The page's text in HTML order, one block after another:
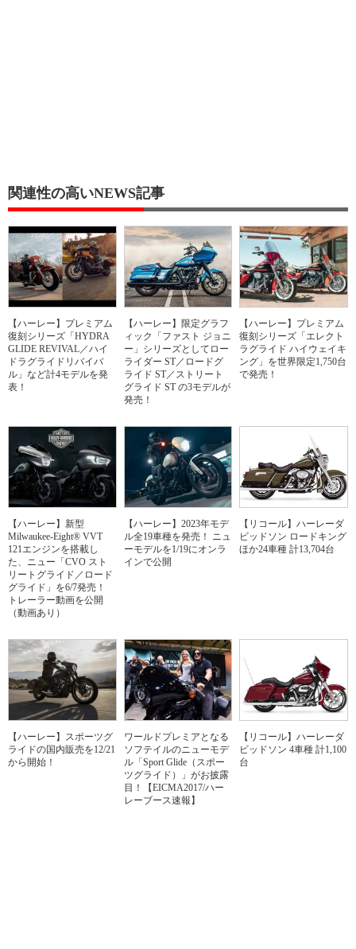
関連性の高いNEWS記事
【ハーレー】プレミアム
復刻シリーズ「HYDRA
GLIDE REVIVAL／ハイ
ドラグライドリバイバ
ル」など計4モデルを発
表！
【ハーレー】限定グラフ
ィック「ファスト ジョニ
ー」シリーズとしてロー
ライダー ST／ロードグ
ライド ST／ストリート
グライド ST の3モデルが
発売！
【ハーレー】プレミアム
復刻シリーズ「エレクト
ラグライド ハイウェイキ
ング」を世界限定1,750台
で発売！
【ハーレー】新型
Milwaukee-Eight® VVT
121エンジンを搭載し
た、ニュー「CVO スト
リートグライド／ロード
グライド」を6/7発売！
トレーラー動画を公開
（動画あり）
【ハーレー】2023年モデ
ル全19車種を発売！ ニュ
ーモデルを1/19にオンラ
インで公開
【リコール】ハーレーダ
ビッドソン ロードキング
ほか24車種 計13,704台
【ハーレー】スポーツグ
ライドの国内販売を12/21
から開始！
ワールドプレミアとなる
ソフテイルのニューモデ
ル「Sport Glide（スポー
ツグライド）」がお披露
目！【EICMA2017/ハー
レーブース速報】
【リコール】ハーレーダ
ビッドソン 4車種 計1,100
台